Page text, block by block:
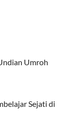
Umroh
Sejati di